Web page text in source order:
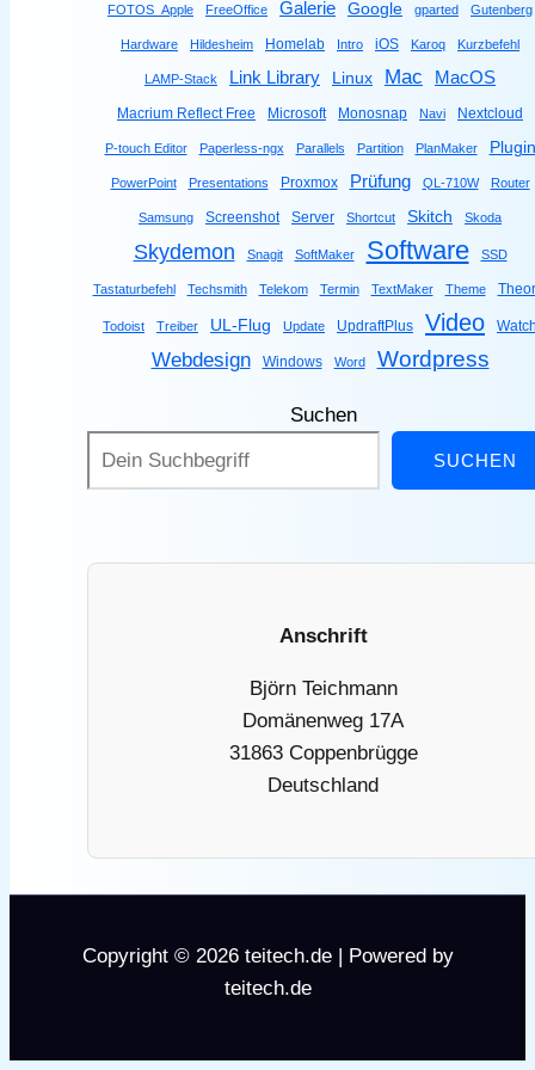
FOTOS_Apple FreeOffice Galerie Google gparted Gutenberg
Hardware Hildesheim Homelab Intro iOS Karoq Kurzbefehl
LAMP-Stack Link Library Linux Mac MacOS
Macrium Reflect Free Microsoft Monosnap Navi Nextcloud
P-touch Editor Paperless-ngx Parallels Partition PlanMaker Plugin
PowerPoint Presentations Proxmox Prüfung QL-710W Router
Samsung Screenshot Server Shortcut Skitch Skoda
Skydemon Snagit SoftMaker Software SSD
Tastaturbefehl Techsmith Telekom Termin TextMaker Theme
Todoist Treiber UL-Flug Update UpdraftPlus Video
Webdesign Windows Word Wordpress
Suchen
SUCHEN
Anschrift
Björn Teichmann
Domänenweg 17A
31863 Coppenbrügge
Deutschland
Copyright © 2026 teitech.de | Powered by
teitech.de